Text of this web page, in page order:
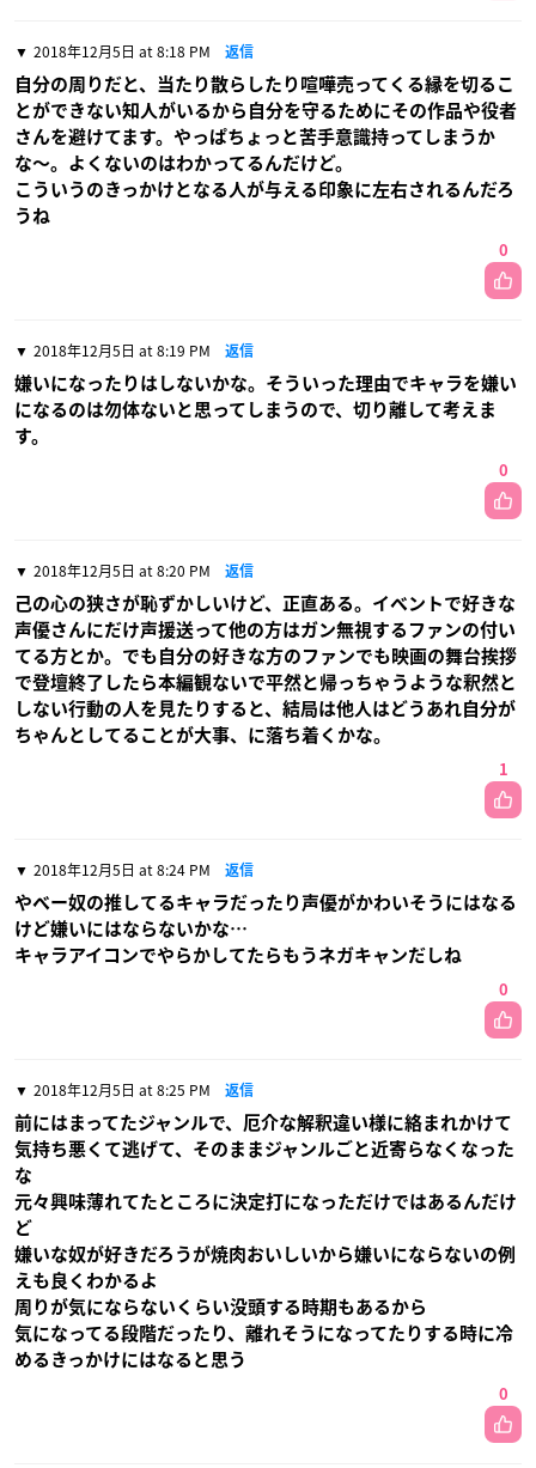
2018年12月5日 at 8:18 PM 返信
自分の周りだと、当たり散らしたり喧嘩売ってくる縁を切るこ
とができない知人がいるから自分を守るためにその作品や役者
さんを避けてます。やっぱちょっと苦手意識持ってしまうか
な〜。よくないのはわかってるんだけど。
こういうのきっかけとなる人が与える印象に左右されるんだろ
うね
0
2018年12月5日 at 8:19 PM 返信
嫌いになったりはしないかな。そういった理由でキャラを嫌い
になるのは勿体ないと思ってしまうので、切り離して考えま
す。
0
2018年12月5日 at 8:20 PM 返信
己の心の狭さが恥ずかしいけど、正直ある。イベントで好きな
声優さんにだけ声援送って他の方はガン無視するファンの付い
てる方とか。でも自分の好きな方のファンでも映画の舞台挨拶
で登壇終了したら本編観ないで平然と帰っちゃうような釈然と
しない行動の人を見たりすると、結局は他人はどうあれ自分が
ちゃんとしてることが大事、に落ち着くかな。
1
2018年12月5日 at 8:24 PM 返信
やべー奴の推してるキャラだったり声優がかわいそうにはなる
けど嫌いにはならないかな…
キャラアイコンでやらかしてたらもうネガキャンだしね
0
2018年12月5日 at 8:25 PM 返信
前にはまってたジャンルで、厄介な解釈違い様に絡まれかけて
気持ち悪くて逃げて、そのままジャンルごと近寄らなくなった
な
元々興味薄れてたところに決定打になっただけではあるんだけ
ど
嫌いな奴が好きだろうが焼肉おいしいから嫌いにならないの例
えも良くわかるよ
周りが気にならないくらい没頭する時期もあるから
気になってる段階だったり、離れそうになってたりする時に冷
めるきっかけにはなると思う
0